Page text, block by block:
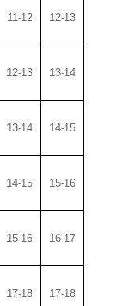
11-12 12-13
12-13 13-14
13-14 14-15
14-15 15-16
15-16 16-17
17-18 17-18